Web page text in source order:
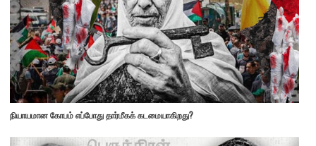
நியாயமான கோபம் எப்போது தார்மீகக் கடமையாகிறது?